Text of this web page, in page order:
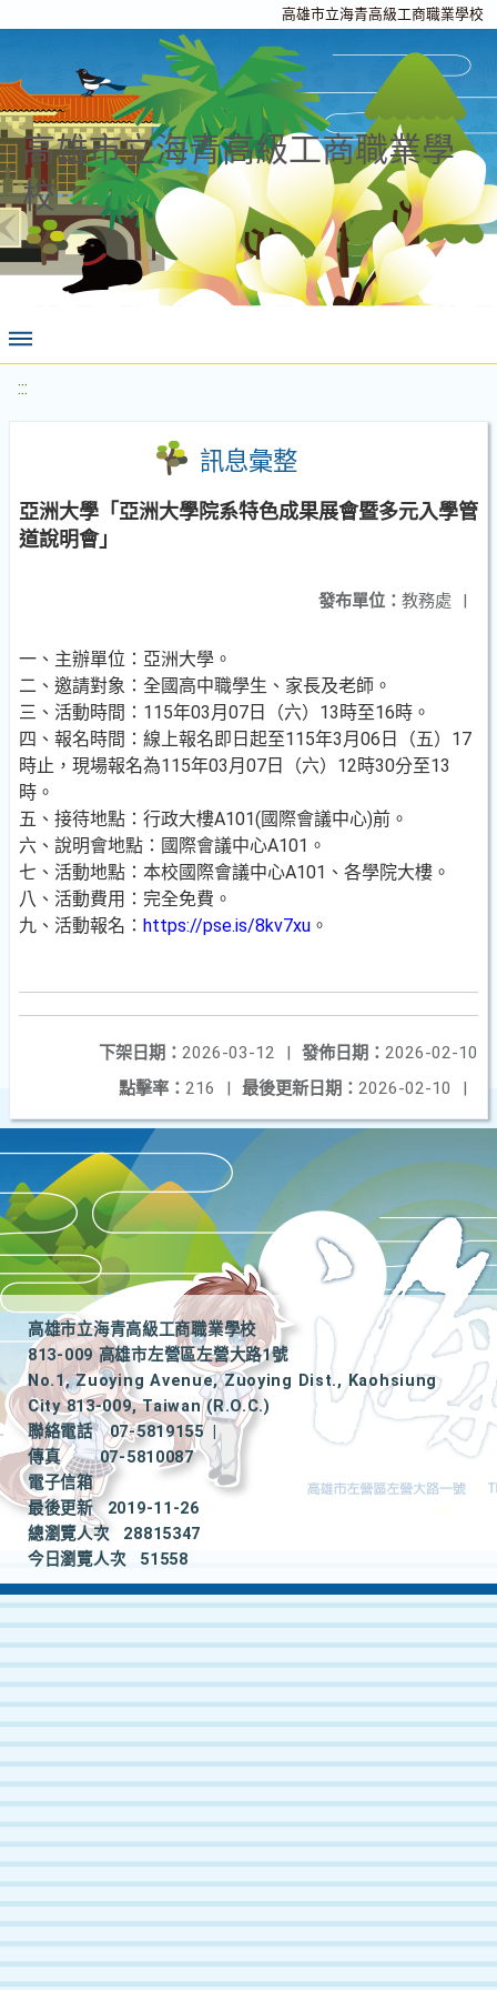
高雄市立海青高級工商職業學校
高雄市立海青高級工商職業學
校
:::
訊息彙整
亞洲大學「亞洲大學院系特色成果展會暨多元入學管
道說明會」
發布單位： 教務處 |
一、主辦單位：亞洲大學。
二、邀請對象：全國高中職學生、家長及老師。
三、活動時間：115年03月07日（六）13時至16時。
四、報名時間：線上報名即日起至115年3月06日（五）17
時止，現場報名為115年03月07日（六）12時30分至13
時。
五、接待地點：行政大樓A101(國際會議中心)前。
六、說明會地點：國際會議中心A101。
七、活動地點：本校國際會議中心A101、各學院大樓。
八、活動費用：完全免費。
九、活動報名： https://pse.is/8kv7xu 。
發佈日期： 2026-02-10
下架日期： 2026-03-12
|
最後更新日期： 2026-02-10 |
點擊率： 216 |
高雄市立海青高級工商職業學校
813-009 高雄市左營區左營大路1號
No.1, Zuoying Avenue, Zuoying Dist., Kaohsiung
City 813-009, Taiwan (R.O.C.)
聯絡電話
07-5819155
|
傳真
07-5810087
電子信箱
最後更新
2019-11-26
總瀏覽人次
28815347
今日瀏覽人次
51558